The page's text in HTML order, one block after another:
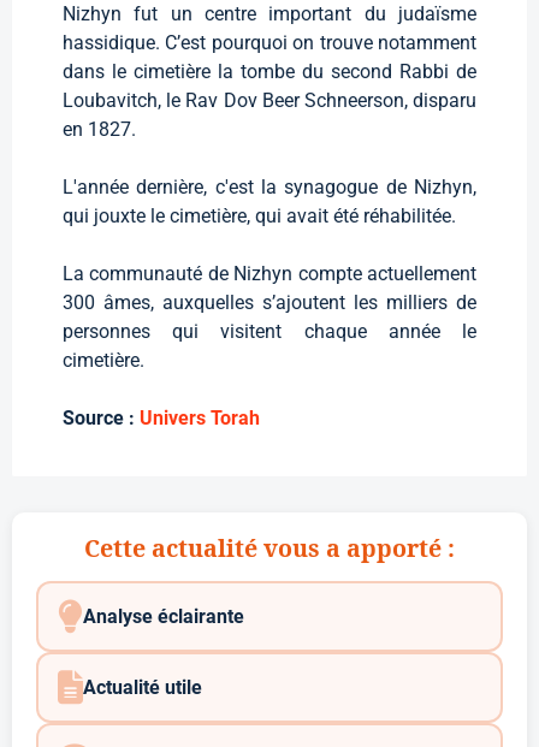
Nizhyn fut un centre important du judaïsme
hassidique. C’est pourquoi on trouve notamment
dans le cimetière la tombe du second Rabbi de
Loubavitch, le Rav Dov Beer Schneerson, disparu
en 1827.
L'année dernière, c'est la synagogue de Nizhyn,
qui jouxte le cimetière, qui avait été réhabilitée.
La communauté de Nizhyn compte actuellement
300 âmes, auxquelles s’ajoutent les milliers de
personnes qui visitent chaque année le
cimetière.
Source : Univers Torah
Cette actualité vous a apporté :
Analyse éclairante
Actualité utile